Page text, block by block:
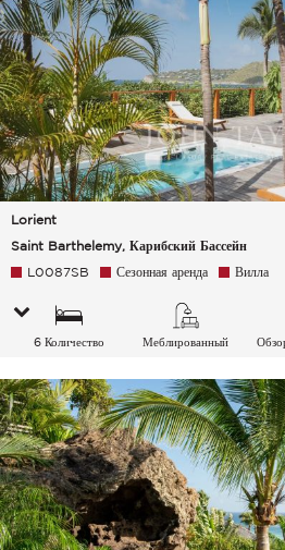
Lorient
Saint Barthelemy, Карибский Бассейн
L0087SB Сезонная аренда Вилла
6 Количество
Меблированный